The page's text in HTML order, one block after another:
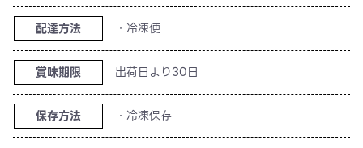
配達方法 ・冷凍便
賞味期限 出荷日より30日
保存方法 ・冷凍保存